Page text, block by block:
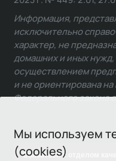
Мы используем
(cookies)
Связаться с отделом
Информация,
исключительно
характер, не
домашних и иных нужд,
осуществлением
и не ориентирована
Федерального